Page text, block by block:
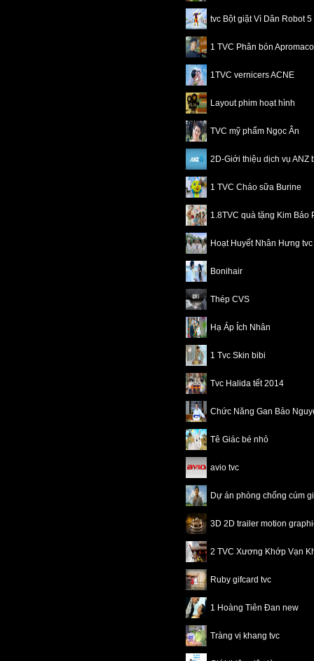
tvc Bột giặt Vì Dân Robot 5
1 TVC Phân bón Apromaco
1TVC vernicers ACNE
Layout phim hoạt hình
TVC mỹ phẩm Ngọc Ân
2D-Giới thiệu dịch vụ ANZ
1 TVC Cháo sữa Burine
1.8TVC quà tặng Kim Bảo
Hoạt Huyết Nhân Hưng tvc
Bonihair
Thép CVS
Hạ Áp Ích Nhân
1 Tvc Skin bibi
Tvc Halida tết 2014
Chức Năng Gan Bảo
Tê Giác bé nhỏ
avio tvc
Dự án phòng chống cúm
3D 2D trailer motion
2 TVC Xương Khớp Vạn
Ruby gifcard tvc
1 Hoàng Tiên Đan new
Tràng vị khang tvc